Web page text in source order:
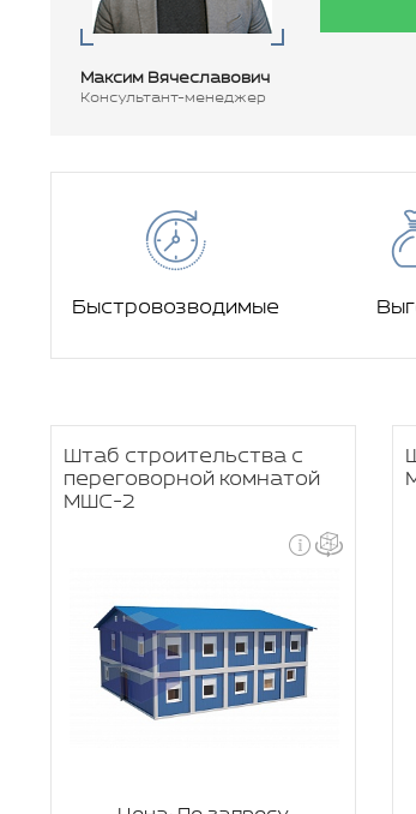
Максим Вячеславович
Консультант-менеджер
Быстровозводимые
Штаб строительства с
переговорной комнатой
МШС-2